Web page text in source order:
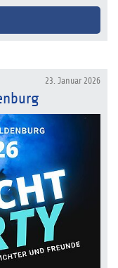
23. Januar 2026